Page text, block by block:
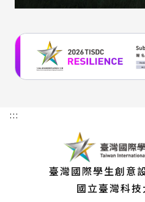
:::
臺灣國際學生創意
國立臺灣科